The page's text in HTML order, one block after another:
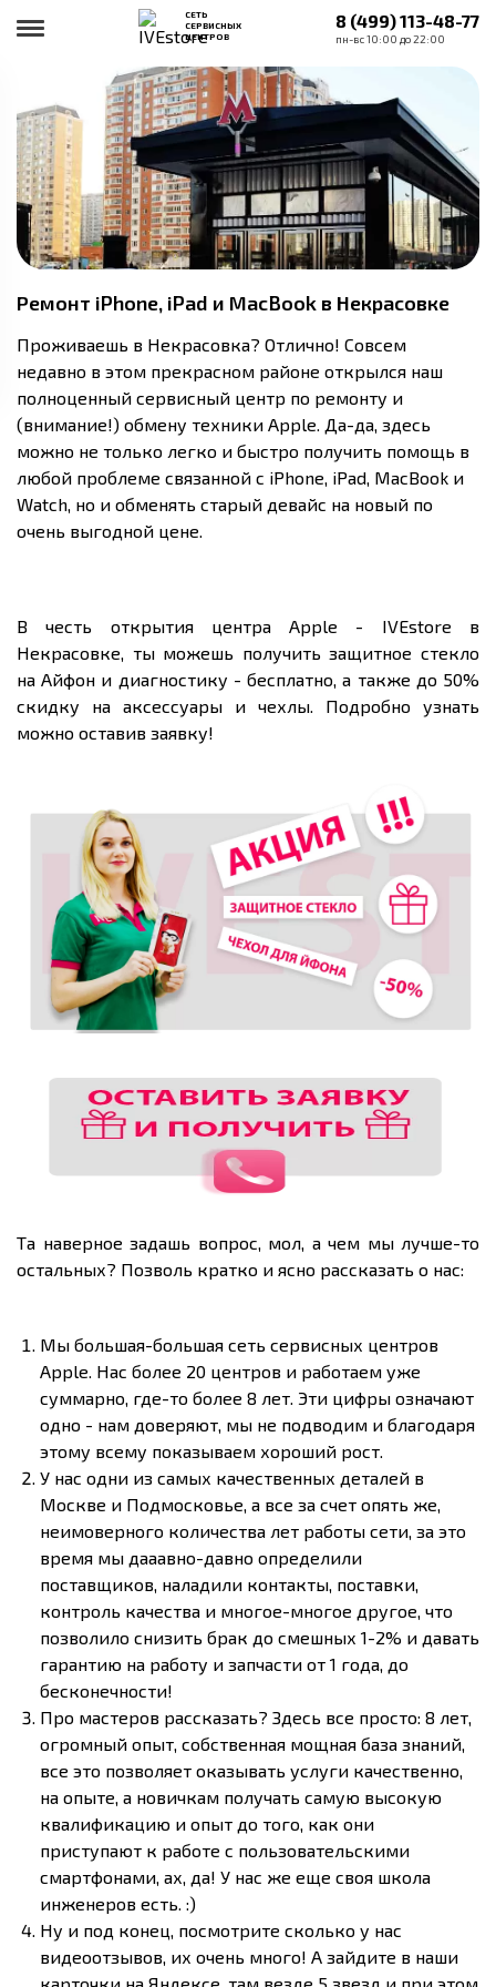
СЕТЬ
СЕРВИСНЫХ
ЦЕНТРОВ
8 (499) 113-48-77
пн-вс 10:00 до 22:00
Ремонт iPhone, iPad и MacBook в Некрасовке
Проживаешь в Некрасовка? Отлично! Совсем
недавно в этом прекрасном районе открылся наш
полноценный сервисный центр по ремонту и
(внимание!) обмену техники Apple. Да-да, здесь
можно не только легко и быстро получить помощь в
любой проблеме связанной с iPhone, iPad, MacBook и
Watch, но и обменять старый девайс на новый по
очень выгодной цене.
В честь открытия центра Apple - IVEstore в
Некрасовке, ты можешь получить защитное стекло
на Айфон и диагностику - бесплатно, а также до 50%
скидку на аксессуары и чехлы. Подробно узнать
можно оставив заявку!
Та наверное задашь вопрос, мол, а чем мы лучше-то
остальных? Позволь кратко и ясно рассказать о нас:
Мы большая-большая сеть сервисных центров
Apple. Нас более 20 центров и работаем уже
суммарно, где-то более 8 лет. Эти цифры означают
одно - нам доверяют, мы не подводим и благодаря
этому всему показываем хороший рост.
У нас одни из самых качественных деталей в
Москве и Подмосковье, а все за счет опять же,
неимоверного количества лет работы сети, за это
время мы дааавно-давно определили
поставщиков, наладили контакты, поставки,
контроль качества и многое-многое другое, что
позволило снизить брак до смешных 1-2% и давать
гарантию на работу и запчасти от 1 года, до
бесконечности!
Про мастеров рассказать? Здесь все просто: 8 лет,
огромный опыт, собственная мощная база знаний,
все это позволяет оказывать услуги качественно,
на опыте, а новичкам получать самую высокую
квалификацию и опыт до того, как они
приступают к работе с пользовательскими
смартфонами, ах, да! У нас же еще своя школа
инженеров есть. :)
Ну и под конец, посмотрите сколько у нас
видеоотзывов, их очень много! А зайдите в наши